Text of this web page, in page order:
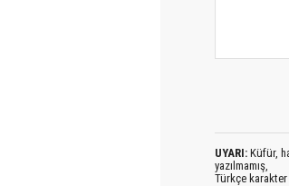
UYARI: Küfür,
yazılmamış,
Türkçe karakter